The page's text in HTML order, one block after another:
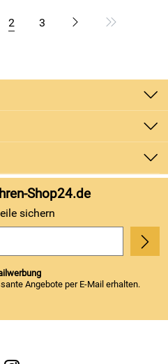
2 3
Shop24.de
sichern
Angebote per E-Mail erhalten.
Zwecken wird in anonymer Form
dem Link "Newsletter" im